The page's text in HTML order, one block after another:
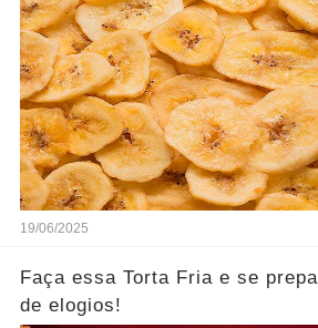
19/06/2025
Faça essa Torta Fria e se
de elogios!